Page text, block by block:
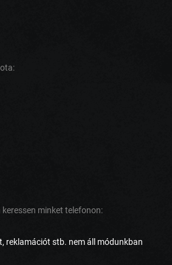
minket telefonon:
reklamációt stb. nem áll módunkban